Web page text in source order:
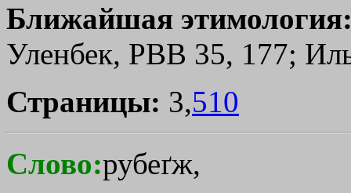
Ближайшая
Уленбек, РВВ 35, 177;
Страницы: 3,510
Слово:рубеґж,